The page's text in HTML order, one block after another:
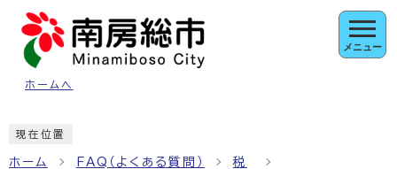
ページの先頭です
ホームへ
メニュー
現在位置
ホーム FAQ（よくある質問） 税